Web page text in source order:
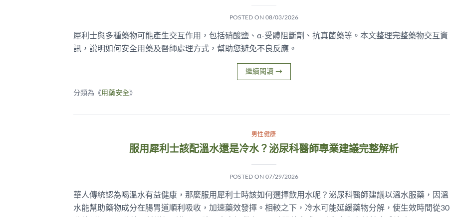
POSTED ON 08/03/2026
犀利士與多種藥物可能產生交互作用，包括硝酸鹽、α-受體阻斷劑、抗真菌藥等。本文整理完整藥物交互資
訊，說明如何安全用藥及醫師處理方式，幫助您避免不良反應。
繼續閱讀 →
分類為《用藥安全》
男性健康
服用犀利士該配溫水還是冷水？泌尿科醫師專業建議完整解析
POSTED ON 07/29/2026
華人傳統認為喝溫水有益健康，那麼服用犀利士時該如何選擇飲用水呢？泌尿科醫師建議以溫水服藥，因溫
水能幫助藥物成分在腸胃道順利吸收，加速藥效發揮。相較之下，冷水可能延緩藥物分解，使生效時間從30